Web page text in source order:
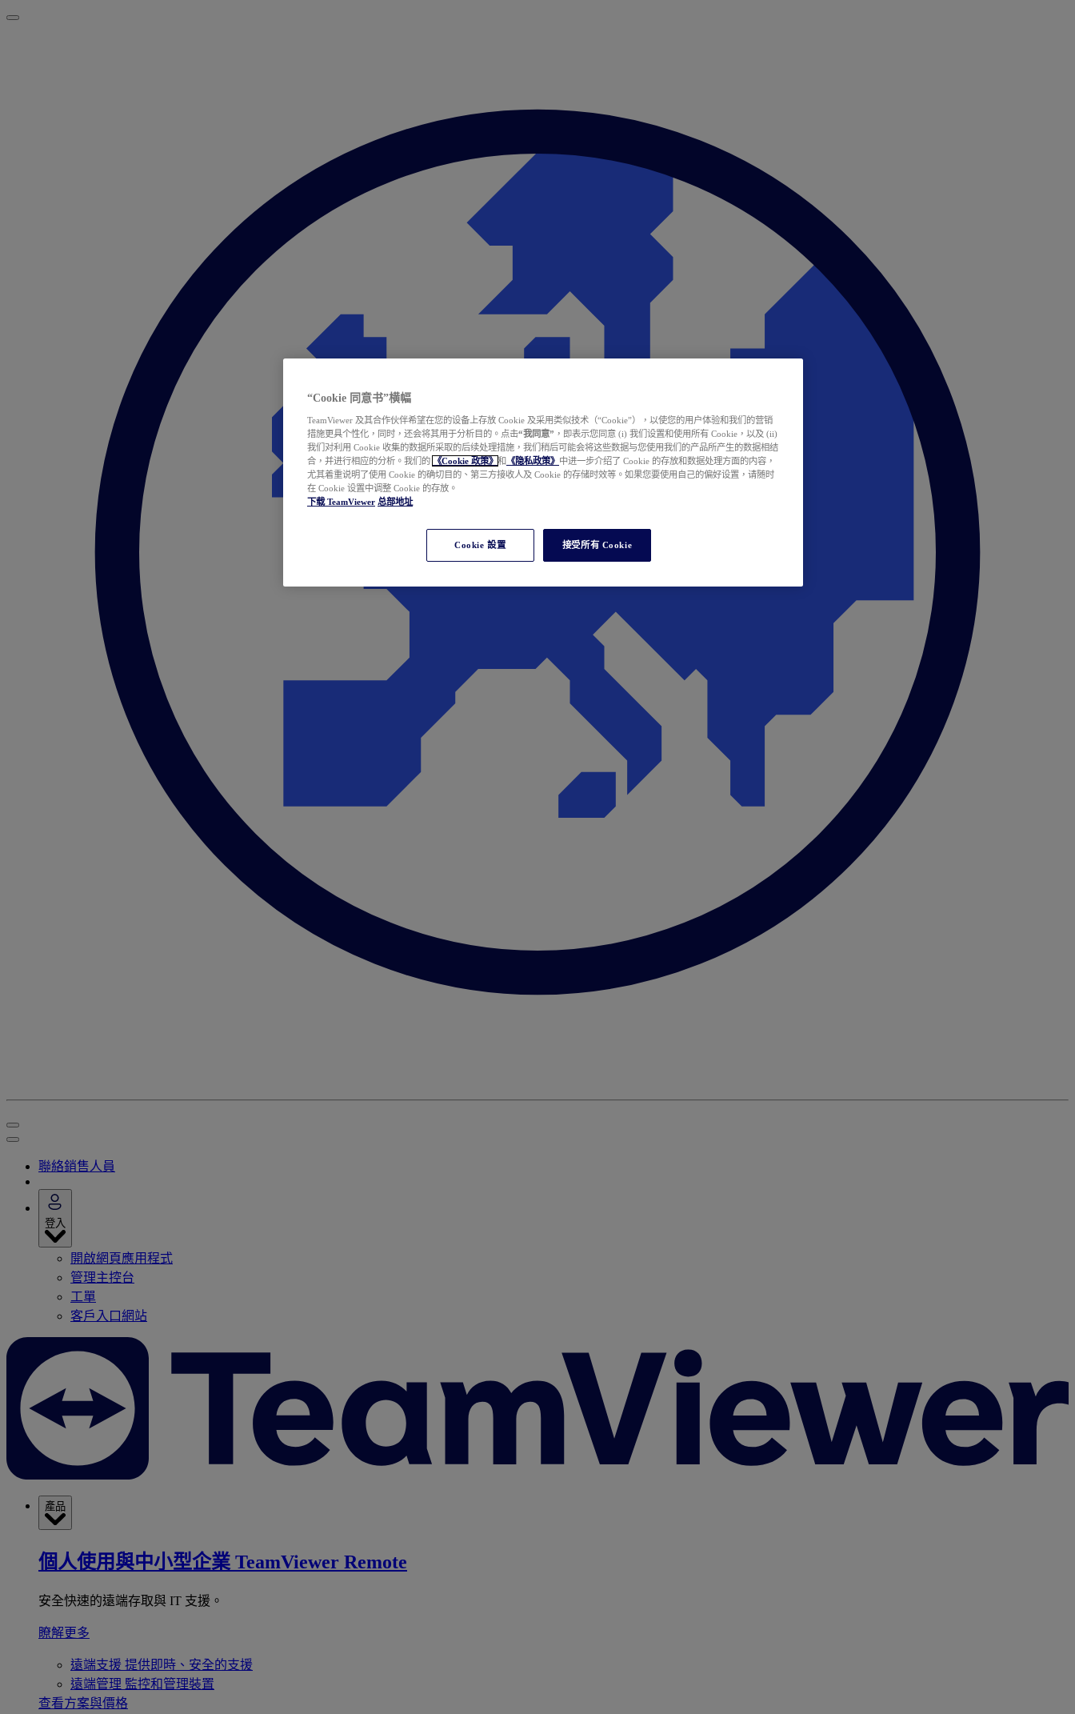
聯絡銷售人員
登入
開啟網頁應用程式
管理主控台
工單
客戶入口網站
產品
個人使用與中小型企業 TeamViewer Remote
安全快速的遠端存取與 IT 支援。
瞭解更多
遠端支援 提供即時、安全的支援
遠端管理 監控和管理裝置
查看方案與價格
“Cookie 同意书”横幅
TeamViewer 及其合作伙伴希望在您的设备上存放 Cookie 及采用类似技术（“Cookie”），以使您的用户体验和我们的营销
措施更具个性化，同时，还会将其用于分析目的。点击“我同意” ，即表示您同意 (i) 我们设置和使用所有 Cookie，以及 (ii)
我们对利用 Cookie 收集的数据所采取的后续处理措施，我们稍后可能会将这些数据与您使用我们的产品所产生的数据相结
合，并进行相应的分析。我们的
《Cookie 政策》 和 《隐私政策》 中进一步介绍了 Cookie 的存放和数据处理方面的内容，
尤其着重说明了使用 Cookie 的确切目的、第三方接收人及 Cookie 的存储时效等。如果您要使用自己的偏好设置，请随时
在 Cookie 设置中调整 Cookie 的存放。
下载 TeamViewer 总部地址
Cookie 設置 接受所有 Cookie